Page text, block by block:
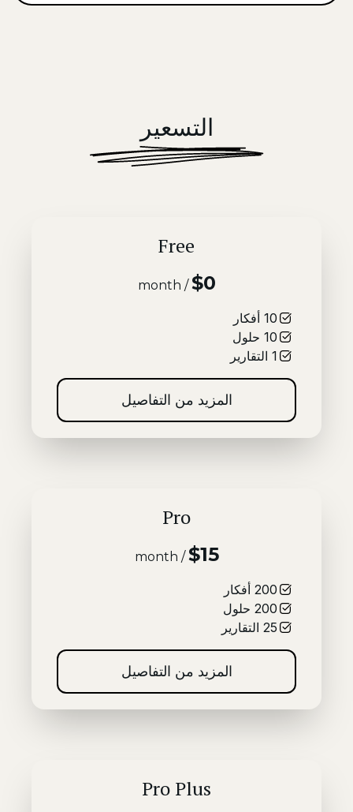
التسعير
Free
$0
/ month
10 أفكار
10 حلول
1 التقارير
المزيد من التفاصيل
Pro
$15
/ month
200 أفكار
200 حلول
25 التقارير
المزيد من التفاصيل
Pro Plus